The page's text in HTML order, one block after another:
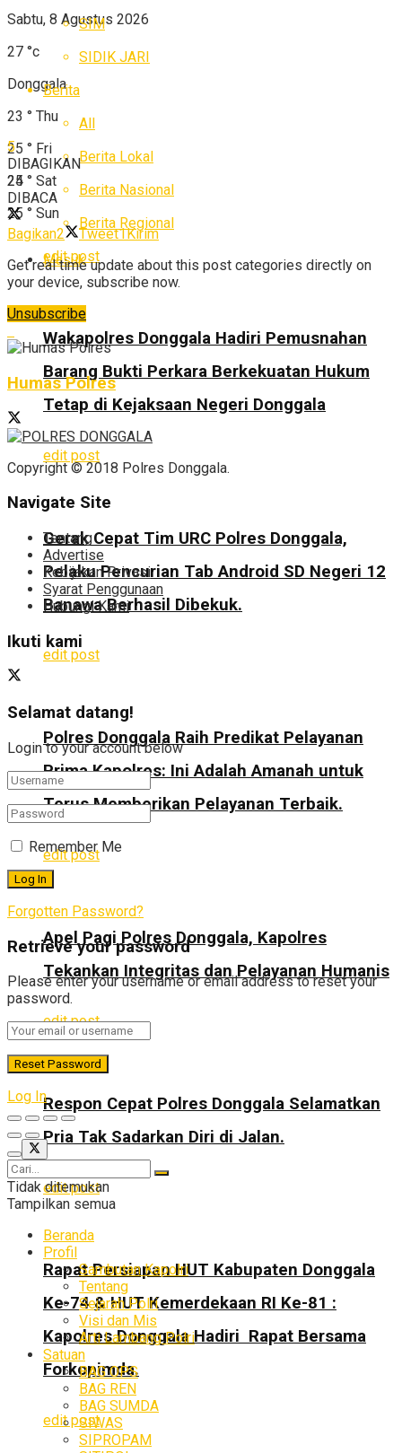
Sabtu, 8 Agustus 2026
27 °c
Donggala
23 ° Thu
25 ° Fri
24 ° Sat
25 ° Sun
Masuk
SIM
SIDIK JARI
Berita
All
Berita Lokal
Berita Nasional
Berita Regional
edit post
Wakapolres Donggala Hadiri Pemusnahan
Barang Bukti Perkara Berkekuatan Hukum
Tetap di Kejaksaan Negeri Donggala
edit post
Gerak Cepat Tim URC Polres Donggala,
Pelaku Pencurian Tab Android SD Negeri 12
Banawa Berhasil Dibekuk.
edit post
Polres Donggala Raih Predikat Pelayanan
Prima Kapolres: Ini Adalah Amanah untuk
Terus Memberikan Pelayanan Terbaik.
edit post
Apel Pagi Polres Donggala, Kapolres
Tekankan Integritas dan Pelayanan Humanis
edit post
Respon Cepat Polres Donggala Selamatkan
Pria Tak Sadarkan Diri di Jalan.
edit post
Rapat Persiapan HUT Kabupaten Donggala
Ke-74 & HUT Kemerdekaan RI Ke-81 :
Kapolres Donggala Hadiri Rapat Bersama
Forkopimda.
edit post
5
DIBAGIKAN
25
DIBACA
Bagikan2 Tweet1Kirim
Get real time update about this post categories directly on
your device, subscribe now.
Unsubscribe
Humas Polres
Copyright © 2018 Polres Donggala.
Navigate Site
Tentang
Advertise
Kebijakan Privasi
Syarat Penggunaan
Hubungi Kami
Ikuti kami
Selamat datang!
Login to your account below
Remember Me
Forgotten Password?
Retrieve your password
Please enter your username or email address to reset your
password.
Log In
Tidak ditemukan
Tampilkan semua
Beranda
Profil
Sambutan Kapolri
Tentang
Sejarah Polri
Visi dan Mis
Arti Lambang Polri
Satuan
BAG OPS
BAG REN
BAG SUMDA
SIWAS
SIPROPAM